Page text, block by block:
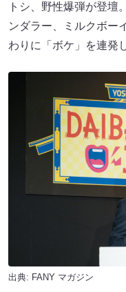
トシ、野性爆弾が登壇
ンダラー、ミルクボー
わりに「ボケ」を連発
出典: FANY マガジン